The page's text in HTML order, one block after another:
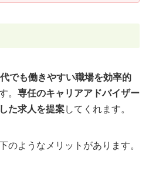
でも働きやすい職場を効率的
。 専任のキャリアアドバイザー
た求人を提案してくれます。
のようなメリットがあります。